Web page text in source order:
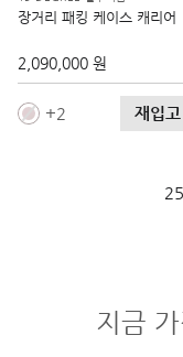
장거리 패킹 케이스 캐리어
2,090,000 원
2 재입
지금